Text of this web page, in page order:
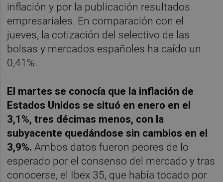
inflación y por la publicación resultados
empresariales. En comparación con el
jueves, la cotización del selectivo de las
bolsas y mercados españoles ha caído un
0,41%.
El martes se conocía que la inflación de
Estados Unidos se situó en enero en el
3,1%, tres décimas menos, con la
subyacente quedándose sin cambios en el
3,9%. Ambos datos fueron peores de lo
esperado por el consenso del mercado y tras
conocerse, el Ibex 35, que había tocado por